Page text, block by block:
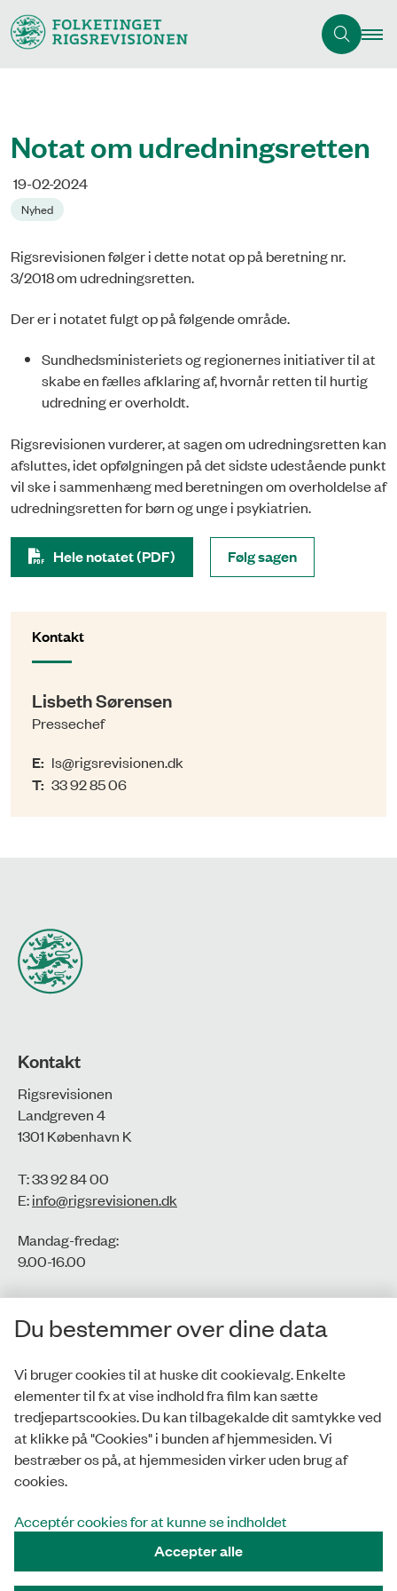
Notat om udredningsretten
19-02-2024
Nyhed
Rigsrevisionen følger i dette notat op på beretning nr.
3/2018 om udredningsretten.
Der er i notatet fulgt op på følgende område.
Sundhedsministeriets og regionernes initiativer til at
skabe en fælles afklaring af, hvornår retten til hurtig
udredning er overholdt.
Rigsrevisionen vurderer, at sagen om udredningsretten kan
afsluttes, idet opfølgningen på det sidste udestående punkt
vil ske i sammenhæng med beretningen om overholdelse af
udredningsretten for børn og unge i psykiatrien.
Hele notatet (PDF) Følg sagen
Kontakt
Lisbeth Sørensen
Pressechef
E: ls@rigsrevisionen.dk
T: 33 92 85 06
Kontakt
Rigsrevisionen
Landgreven 4
1301 København K
T: 33 92 84 00
E:info@rigsrevisionen.dk
Mandag-fredag:
9.00-16.00​
CVR-nr.: 77806113
EAN-nr.: 5798000016002
Privatlivspolitik
Whistleblowerordning
Tilgængelighedserklæring
Tilmeld nyhedsbrev
Du bestemmer over dine data
Vi bruger cookies til at huske dit cookievalg. Enkelte
elementer til fx at vise indhold fra film kan sætte
tredjepartscookies. Du kan tilbagekalde dit samtykke ved
at klikke på "Cookies" i bunden af hjemmesiden. Vi
bestræber os på, at hjemmesiden virker uden brug af
cookies.
Acceptér cookies for at kunne se indholdet
Accepter alle